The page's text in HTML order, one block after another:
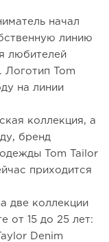
начал
линию
любителей
Tom
на линии
коллекция, а
бренд
Tom Tailor
приходится
две коллекции
от 15 до 25 лет:
Denim